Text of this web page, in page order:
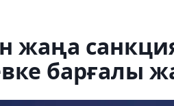
жаңа
барғалы